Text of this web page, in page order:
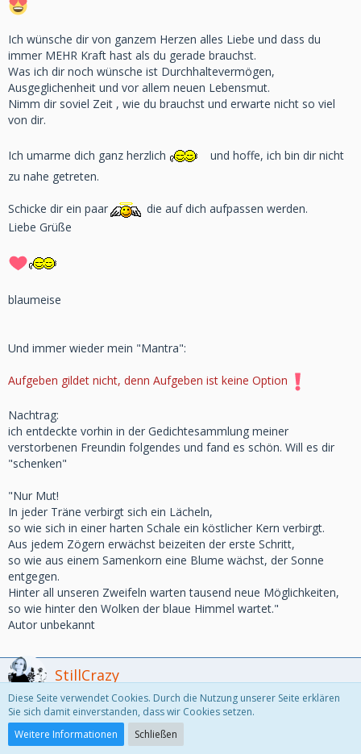
Ich wünsche dir von ganzem Herzen alles Liebe und dass du
immer MEHR Kraft hast als du gerade brauchst.
Was ich dir noch wünsche ist Durchhaltevermögen,
Ausgeglichenheit und vor allem neuen Lebensmut.
Nimm dir soviel Zeit , wie du brauchst und erwarte nicht so viel
von dir.
Ich umarme dich ganz herzlich
und hoffe, ich bin dir nicht
zu nahe getreten.
Schicke dir ein paar
die auf dich aufpassen werden.
Liebe Grüße
blaumeise
Und immer wieder mein "Mantra":
Aufgeben gildet nicht, denn Aufgeben ist keine Option
Nachtrag:
ich entdeckte vorhin in der Gedichtesammlung meiner
verstorbenen Freundin folgendes und fand es schön. Will es dir
"schenken"
"Nur Mut!
In jeder Träne verbirgt sich ein Lächeln,
so wie sich in einer harten Schale ein köstlicher Kern verbirgt.
Aus jedem Zögern erwächst beizeiten der erste Schritt,
so wie aus einem Samenkorn eine Blume wächst, der Sonne
entgegen.
Hinter all unseren Zweifeln warten tausend neue Möglichkeiten,
so wie hinter den Wolken der blaue Himmel wartet."
Autor unbekannt
StillCrazy
6. Oktober 2018
Liebe Tigerlily,
Diese Seite verwendet Cookies. Durch die Nutzung unserer Seite erklären
Sie sich damit einverstanden, dass wir Cookies setzen.
Weitere Informationen
Schließen